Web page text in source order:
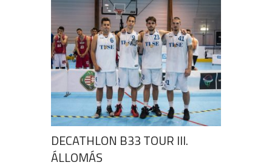
DECATHLON B33 TOUR III.
ÁLLOMÁS